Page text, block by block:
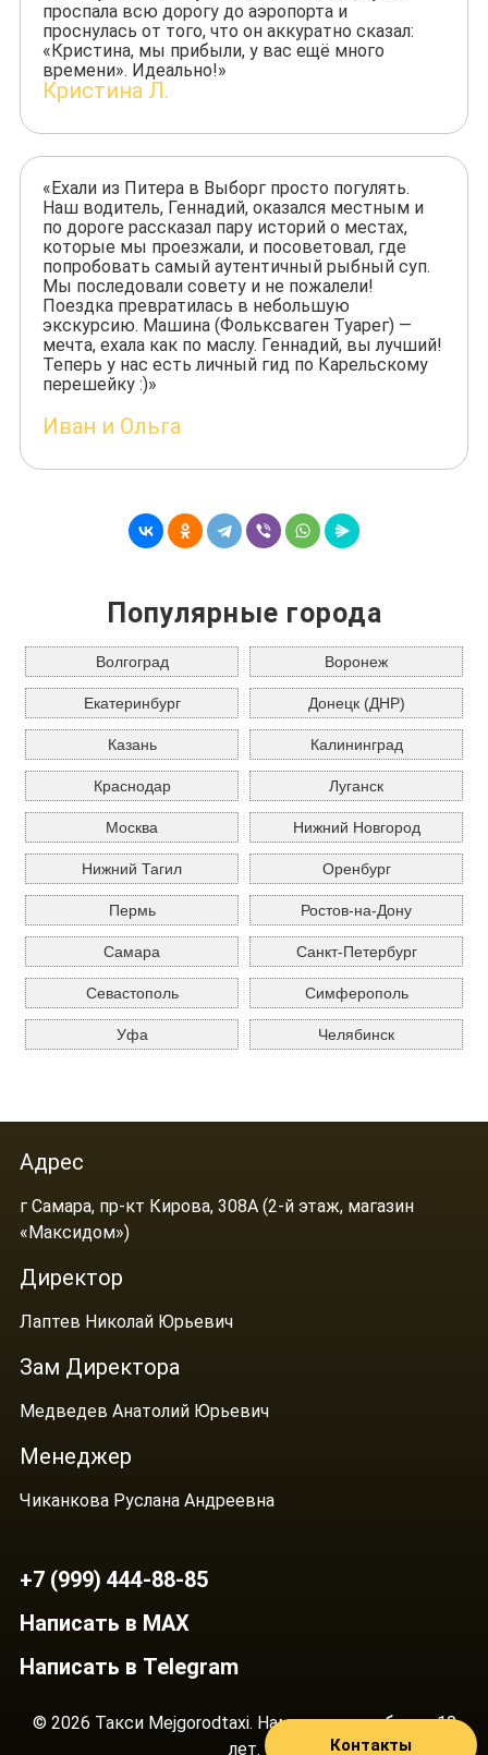
проспала всю дорогу до аэропорта и
проснулась от того, что он аккуратно сказал:
«Кристина, мы прибыли, у вас ещё много
времени». Идеально!»
Кристина Л.
«Ехали из Питера в Выборг просто погулять.
Наш водитель, Геннадий, оказался местным и
по дороге рассказал пару историй о местах,
которые мы проезжали, и посоветовал, где
попробовать самый аутентичный рыбный суп.
Мы последовали совету и не пожалели!
Поездка превратилась в небольшую
экскурсию. Машина (Фольксваген Туарег) —
мечта, ехала как по маслу. Геннадий, вы лучший!
Теперь у нас есть личный гид по Карельскому
перешейку :)»
Иван и Ольга
Популярные города
Волгоград Воронеж
Екатеринбург Донецк (ДНР)
Казань Калининград
Краснодар Луганск
Москва Нижний Новгород
Нижний Тагил Оренбург
Пермь Ростов-на-Дону
Самара Санкт-Петербург
Севастополь Симферополь
Уфа Челябинск
Адрес
г Самара, пр-кт Кирова, 308А (2-й этаж, магазин
«Максидом»)
Директор
Лаптев Николай Юрьевич
Зам Директора
Медведев Анатолий Юрьевич
Менеджер
Чиканкова Руслана Андреевна
+7 (999) 444-88-85
Написать в MAX
Написать в Telegram
© 2026 Такси Mejgorodtaxi. Нам доверяют более 10
лет.
Контакты